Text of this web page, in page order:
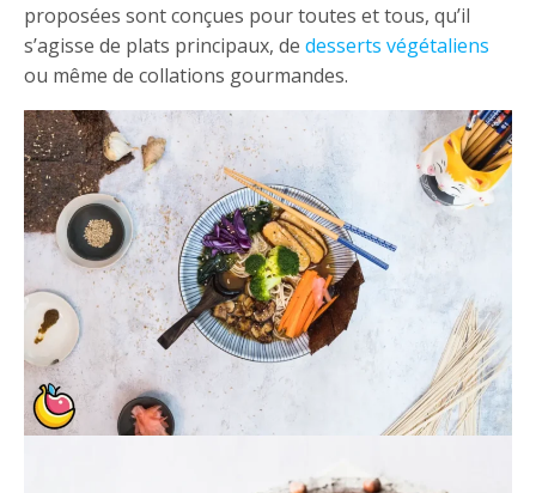
proposées sont conçues pour toutes et tous, qu’il
s’agisse de plats principaux, de desserts végétaliens
ou même de collations gourmandes.